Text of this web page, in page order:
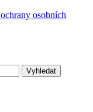
osobních
Vyhledat